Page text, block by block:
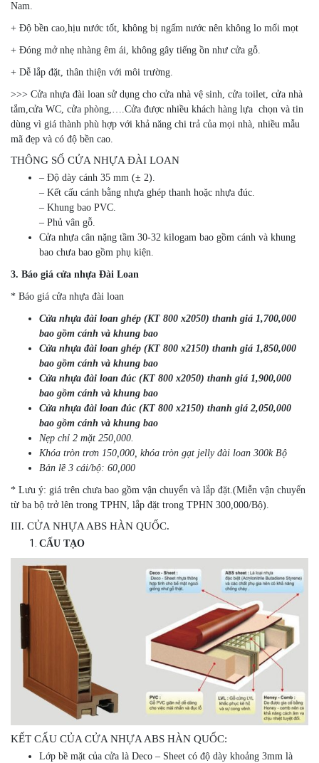
Nam.
+ Độ bền cao,hịu nước tốt, không bị ngấm nước nên không lo mối mọt
+ Đóng mở nhẹ nhàng êm ái, không gây tiếng ồn như cửa gỗ.
+ Dễ lắp đặt, thân thiện với môi trường.
>>> Cửa nhựa đài loan sử dụng cho cửa nhà vệ sinh, cửa toilet, cửa nhà
tắm,cửa WC, cửa phòng,….Cửa được nhiều khách hàng lựa chọn và tin
dùng vì giá thành phù hợp với khả năng chi trả của mọi nhà, nhiều mẫu
mã đẹp và có độ bền cao.
THÔNG SỐ CỬA NHỰA ĐÀI LOAN
– Độ dày cánh 35 mm (± 2).
– Kết cấu cánh bằng nhựa ghép thanh hoặc nhựa đúc.
– Khung bao PVC.
– Phủ vân gỗ.
Cửa nhựa cân nặng tầm 30-32 kilogam bao gồm cánh và khung
bao chưa bao gồm phụ kiện.
3. Báo giá cửa nhựa Đài Loan
* Báo giá cửa nhựa đài loan
Cửa nhựa đài loan ghép (KT 800 x2050) thanh giá 1,700,000
bao gồm cánh và khung bao
Cửa nhựa đài loan ghép (KT 800 x2150) thanh giá 1,850,000
bao gồm cánh và khung bao
Cửa nhựa đài loan đúc (KT 800 x2050) thanh giá 1,900,000
bao gồm cánh và khung bao
Cửa nhựa đài loan đúc (KT 800 x2150) thanh giá 2,050,000
bao gồm cánh và khung bao
Nẹp chỉ 2 mặt 250,000.
Khóa tròn trơn 150,000, khóa tròn gạt jelly đài loan 300k Bộ
Bản lề 3 cái/bộ: 60,000
* Lưu ý: giá trên chưa bao gồm vận chuyển và lắp đặt.(Miễn vận chuyển
từ ba bộ trở lên trong TPHN, lắp đặt trong TPHN 300,000/Bộ).
III. CỬA NHỰA ABS HÀN QUỐC.
CẤU TẠO
KẾT CẤU CỦA CỬA NHỰA ABS HÀN QUỐC:
Lớp bề mặt của cửa là Deco – Sheet có độ dày khoảng 3mm là